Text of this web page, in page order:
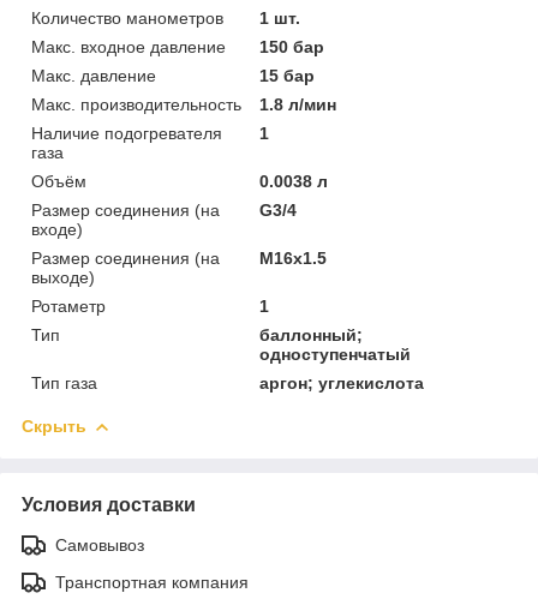
Количество манометров
1 шт.
Макс. входное давление
150 бар
Макс. давление
15 бар
Макс. производительность
1.8 л/мин
Наличие подогревателя
газа
1
Объём
0.0038 л
Размер соединения (на
входе)
G3/4
Размер соединения (на
выходе)
М16х1.5
Ротаметр
1
Тип
баллонный;
одноступенчатый
Тип газа
аргон; углекислота
Скрыть
Условия доставки
Самовывоз
Транспортная компания